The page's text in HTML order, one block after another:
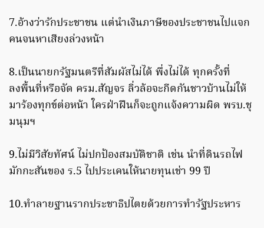
7.อ้างว่ารักประชาชน แต่นำเงินภาษีของประชาชนไปแจก
คนจนหาเสียงล่วงหน้า
8.เป็นนายกรัฐมนตรีที่สัมผัสไม่ได้ พึ่งไม่ได้ ทุกครั้งที่
ลงพื้นที่หรือจัด ครม.สัญจร ลิ่วล้อจะกีดกันชาวบ้านไม่ให้
มาร้องทุกข์ต่อหน้า ใครฝ่าฝืนก็จะถูกแจ้งความผิด พรบ.ชุ
มนุมฯ
9.ไม่มีวิสัยทัศน์ ไม่ปกป้องสมบัติชาติ เช่น นำที่ดินรถไฟ
มักกะสันของ ร.5 ไปประเคนให้นายทุนเช่า 99 ปี
10.ทำลายฐานรากประชาธิปไตยด้วยการทำรัฐประหาร